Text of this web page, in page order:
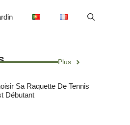
Plus
Sa Raquette De Tennis
Débutant